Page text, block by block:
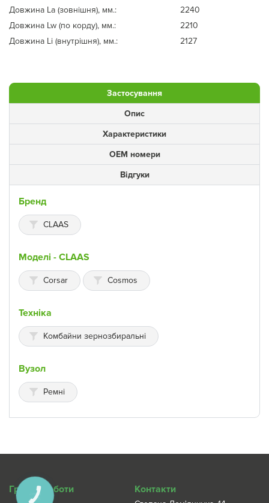
Довжина La (зовнішня), мм.:
2240
Довжина Lw (по корду), мм.:
2210
Довжина Li (внутрішня), мм.:
2127
Застосування
Опис
Характеристики
ОЕМ номери
Відгуки
Бренд
CLAAS
Моделі - CLAAS
Corsar Cosmos
Техніка
Комбайни зернозбиральні
Вузол
Ремні
Графік роботи Контакти
КНОПКА
ЗВ'ЯЗКУ